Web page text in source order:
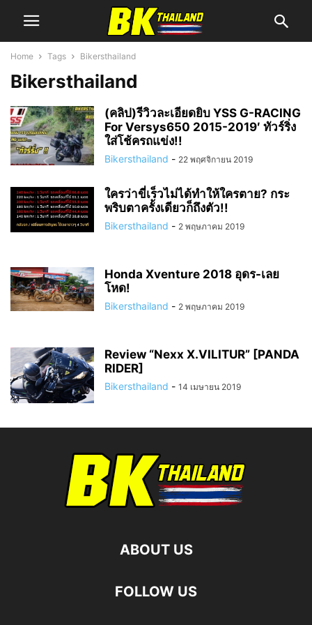
Home Tags Bikersthailand
Bikersthailand
(คลิป)รีวิวละเอียดยิบ YSS G-RACING
For Versys650 2015-2019′ ทัวร์ริ่ง
ใส่โช้ครถแข่ง!!
Bikersthailand - 22 พฤศจิกายน 2019
ใครว่าขี่เร็วไม่ได้ทำให้ใครตาย? กระ
พริบตาครั้งเดียวก็ถึงตัว!!
Bikersthailand - 2 พฤษภาคม 2019
Honda Xventure 2018 อุดร-เลย
โหด!
Bikersthailand - 2 พฤษภาคม 2019
Review “Nexx X.VILITUR” [PANDA
RIDER]
Bikersthailand - 14 เมษายน 2019
ABOUT US
FOLLOW US